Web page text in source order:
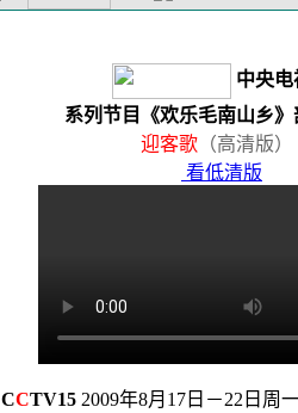
中央电
系列节目《欢乐毛南山乡
迎客歌 （高清版）
看低清版
CCTV152009年8月17日－22日周